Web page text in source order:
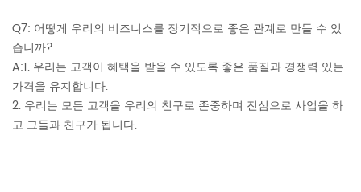
Q7: 어떻게 우리의 비즈니스를 장기적으로 좋은 관계로 만들 수 있
습니까?
A:1. 우리는 고객이 혜택을 받을 수 있도록 좋은 품질과 경쟁력 있는
가격을 유지합니다.
2. 우리는 모든 고객을 우리의 친구로 존중하며 진심으로 사업을 하
고 그들과 친구가 됩니다.